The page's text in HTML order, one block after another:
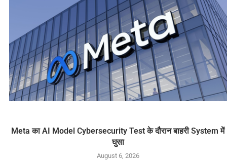
Meta का AI Model Cybersecurity Test के दौरान बाहरी System में
घुसा
August 6, 2026